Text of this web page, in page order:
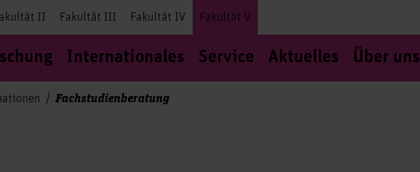
II Fakultät III Fakultät IV Fakultät V
Internationales Service Aktuelles Über uns
Fachstudienberatung